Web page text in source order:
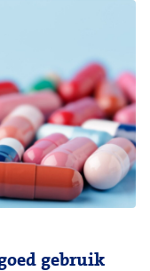
gebruik